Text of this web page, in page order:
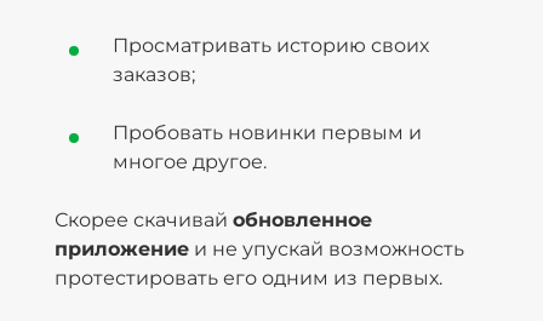
Просматривать историю своих
заказов;
Пробовать новинки первым и
многое другое.
Скорее скачивай обновленное
приложениеи не упускай возможность
протестировать его одним из первых.